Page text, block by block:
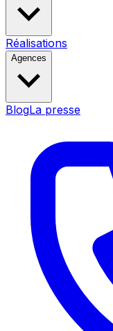
Réalisations
Agences
BlogLa presse